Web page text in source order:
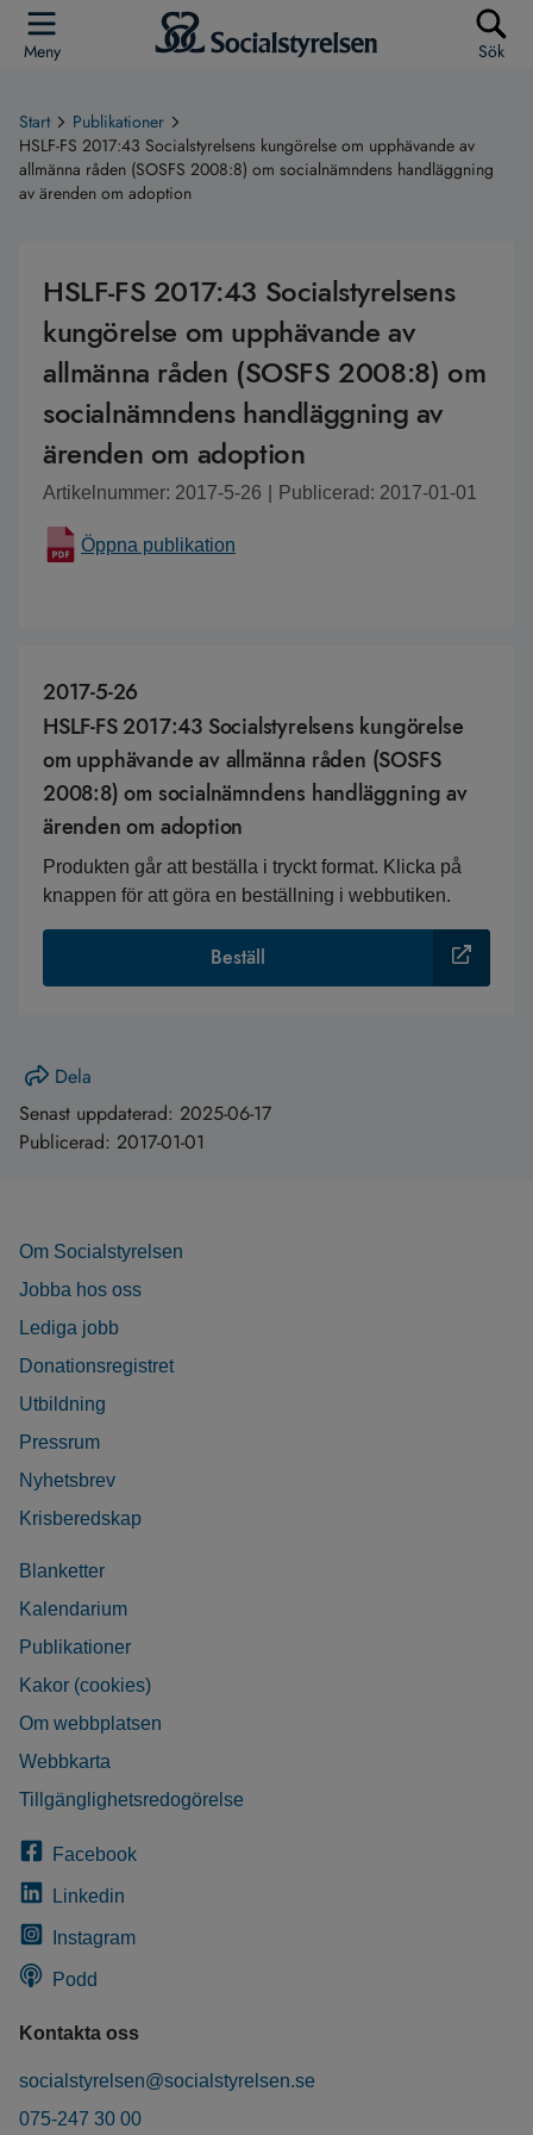
Meny Sök
Start
Publikationer
HSLF-FS 2017:43 Socialstyrelsens kungörelse om upphävande av
allmänna råden (SOSFS 2008:8) om socialnämndens handläggning
av ärenden om adoption
HSLF-FS 2017:43 Socialstyrelsens
kungörelse om upphävande av
allmänna råden (SOSFS 2008:8) om
socialnämndens handläggning av
ärenden om adoption
Artikelnummer: 2017-5-26 Publicerad: 2017-01-01
Öppna publikation
2017-5-26
HSLF-FS 2017:43 Socialstyrelsens kungörelse
om upphävande av allmänna råden (SOSFS
2008:8) om socialnämndens handläggning av
ärenden om adoption
Produkten går att beställa i tryckt format. Klicka på
knappen för att göra en beställning i webbutiken.
Beställ
Dela
Senast uppdaterad: 2025-06-17
Publicerad: 2017-01-01
Om Socialstyrelsen
Jobba hos oss
Lediga jobb
Donationsregistret
Utbildning
Pressrum
Nyhetsbrev
Krisberedskap
Blanketter
Kalendarium
Publikationer
Kakor (cookies)
Om webbplatsen
Webbkarta
Tillgänglighetsredogörelse
Facebook
Linkedin
Instagram
Podd
Kontakta oss
socialstyrelsen@socialstyrelsen.se
075-247 30 00